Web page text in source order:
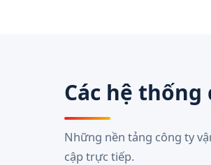
Các hệ
Những nền tảng công ty
cập trực tiếp.